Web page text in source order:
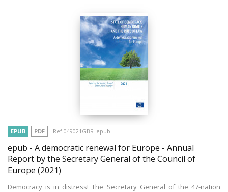
EPUB PDF Ref 049021GBR_epub
epub - A democratic renewal for Europe - Annual
Report by the Secretary General of the Council of
Europe (2021)
Democracy is in distress! The Secretary General of the 47-nation